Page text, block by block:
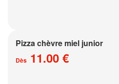
Pizza chèvre miel junior
Dès 11.00 €